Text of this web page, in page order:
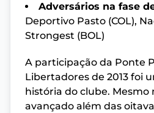
Adversários na fase
Deportivo Pasto (COL),
Strongest (BOL)
A participação da Ponte
Libertadores de 2013 foi
história do clube. Mesmo
avançado além das